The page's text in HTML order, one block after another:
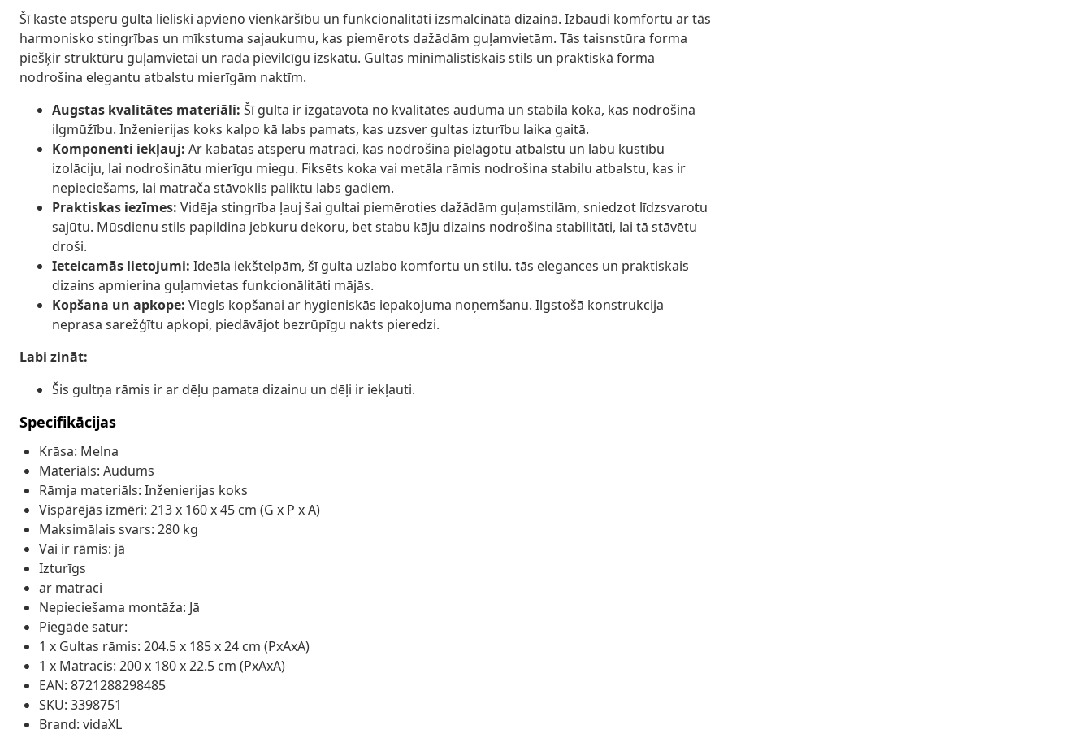
Šī kaste atsperu gulta lieliski apvieno vienkāršību un funkcionalitāti izsmalcinātā dizainā. Izbaudi komfortu ar tās
harmonisko stingrības un mīkstuma sajaukumu, kas piemērots dažādām guļamvietām. Tās taisnstūra forma
piešķir struktūru guļamvietai un rada pievilcīgu izskatu. Gultas minimālistiskais stils un praktiskā forma
nodrošina elegantu atbalstu mierīgām naktīm.
Augstas kvalitātes materiāli: Šī gulta ir izgatavota no kvalitātes auduma un stabila koka, kas nodrošina
ilgmūžību. Inženierijas koks kalpo kā labs pamats, kas uzsver gultas izturību laika gaitā.
Komponenti iekļauj: Ar kabatas atsperu matraci, kas nodrošina pielāgotu atbalstu un labu kustību
izolāciju, lai nodrošinātu mierīgu miegu. Fiksēts koka vai metāla rāmis nodrošina stabilu atbalstu, kas ir
nepieciešams, lai matrača stāvoklis paliktu labs gadiem.
Praktiskas iezīmes: Vidēja stingrība ļauj šai gultai piemēroties dažādām guļamstilām, sniedzot līdzsvarotu
sajūtu. Mūsdienu stils papildina jebkuru dekoru, bet stabu kāju dizains nodrošina stabilitāti, lai tā stāvētu
droši.
Ieteicamās lietojumi: Ideāla iekštelpām, šī gulta uzlabo komfortu un stilu. tās elegances un praktiskais
dizains apmierina guļamvietas funkcionālitāti mājās.
Kopšana un apkope: Viegls kopšanai ar hygieniskās iepakojuma noņemšanu. Ilgstošā konstrukcija
neprasa sarežģītu apkopi, piedāvājot bezrūpīgu nakts pieredzi.
Labi zināt:
Šis gultņa rāmis ir ar dēļu pamata dizainu un dēļi ir iekļauti.
Specifikācijas
Krāsa: Melna
Materiāls: Audums
Rāmja materiāls: Inženierijas koks
Vispārējās izmēri: 213 x 160 x 45 cm (G x P x A)
Maksimālais svars: 280 kg
Vai ir rāmis: jā
Izturīgs
ar matraci
Nepieciešama montāža: Jā
Piegāde satur:
1 x Gultas rāmis: 204.5 x 185 x 24 cm (PxAxA)
1 x Matracis: 200 x 180 x 22.5 cm (PxAxA)
EAN: 8721288298485
SKU: 3398751
Brand: vidaXL